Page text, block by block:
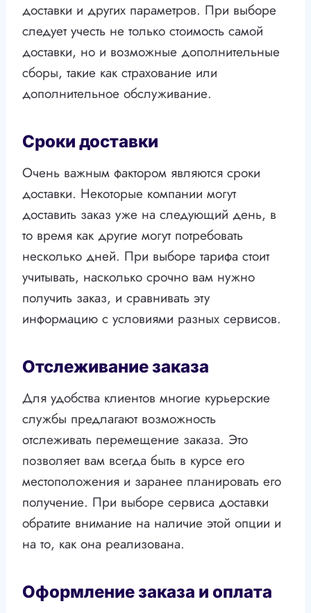
доставки и других параметров. При выборе
следует учесть не только стоимость самой
доставки, но и возможные дополнительные
сборы, такие как страхование или
дополнительное обслуживание.
Сроки доставки
Очень важным фактором являются сроки
доставки. Некоторые компании могут
доставить заказ уже на следующий день, в
то время как другие могут потребовать
несколько дней. При выборе тарифа стоит
учитывать, насколько срочно вам нужно
получить заказ, и сравнивать эту
информацию с условиями разных сервисов.
Отслеживание заказа
Для удобства клиентов многие курьерские
службы предлагают возможность
отслеживать перемещение заказа. Это
позволяет вам всегда быть в курсе его
местоположения и заранее планировать его
получение. При выборе сервиса доставки
обратите внимание на наличие этой опции и
на то, как она реализована.
Оформление заказа и оплата